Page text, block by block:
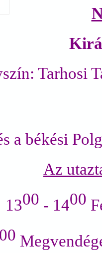
Tarhosi
a békési
Az
1300 - 1400
00